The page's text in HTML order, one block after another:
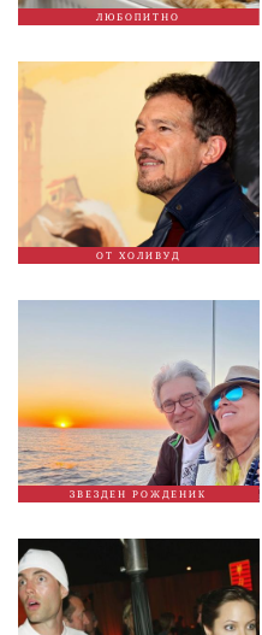
ЛЮБОПИТНО
ОТ ХОЛИВУД
ЗВЕЗДЕН РОЖДЕНИК